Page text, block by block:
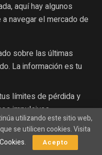
aquí hay algunos
navegar el mercado de
sobre las últimas
La información es tu
límites de pérdida y
impulsivas.
tus recursos en una sola
puede ayudarte a
utilizando este sitio web,
se utilicen cookies. Visita
. Acepto